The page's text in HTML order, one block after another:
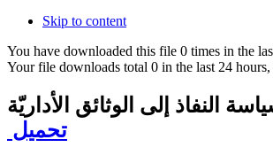
Skip to content
You have downloaded this file 0 times in the
Your file downloads total 0 in the last 24
النفاذ إلى الوثائق الأداريّة
تحميل